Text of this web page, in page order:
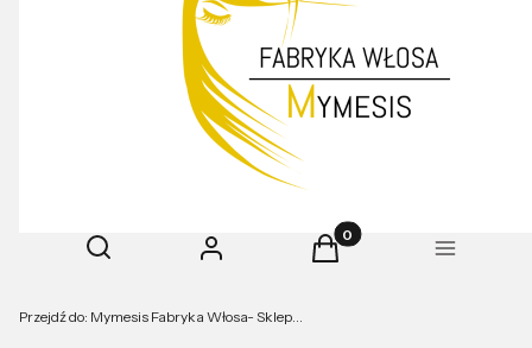
Otwórz wyszukiwarkę
Szukaj Zaloguj się Produkty w koszyku: 0.
Koszyk Menu
Przejdź do: Mymesis Fabryka Włosa- Sklep Online